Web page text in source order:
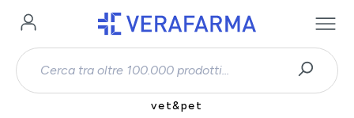
Passa al contenuto principale
vet&pet